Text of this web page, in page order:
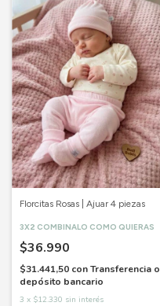
Florcitas Rosas | Ajuar 4 piezas
3X2 COMBINALO COMO QUIERAS
$36.990
$31.441,50 conTransferencia o
depósito bancario
3 x $12.330 sin interés